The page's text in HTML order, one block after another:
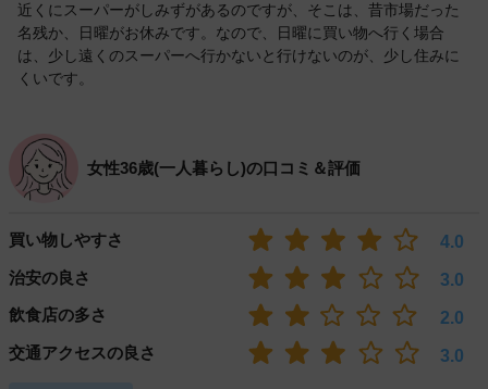
近くにスーパーがしみずがあるのですが、そこは、昔市場だった
名残か、日曜がお休みです。なので、日曜に買い物へ行く場合
は、少し遠くのスーパーへ行かないと行けないのが、少し住みに
くいです。
女性36歳(一人暮らし)の口コミ＆評価
買い物しやすさ
4.0
治安の良さ
3.0
飲食店の多さ
2.0
交通アクセスの良さ
3.0